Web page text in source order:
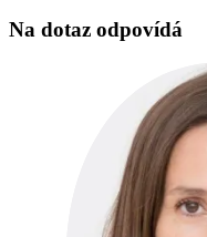
Na dotaz odpovídá